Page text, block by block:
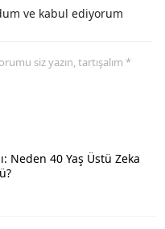
ve kabul ediyorum
siz yazın, tartışalım *
Neden 40 Yaş Üstü Zeka